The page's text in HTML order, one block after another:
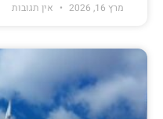
מרץ 16, 2026 אין תגובות